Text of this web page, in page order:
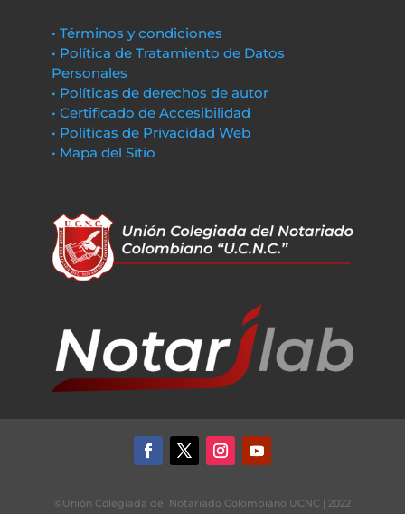
• Términos y condiciones
• Política de Tratamiento de Datos
Personales
• Políticas de derechos de autor
• Certificado de Accesibilidad
• Políticas de Privacidad Web
• Mapa del Sitio
©Unión Colegiada del Notariado Colombiano UCNC | 2022